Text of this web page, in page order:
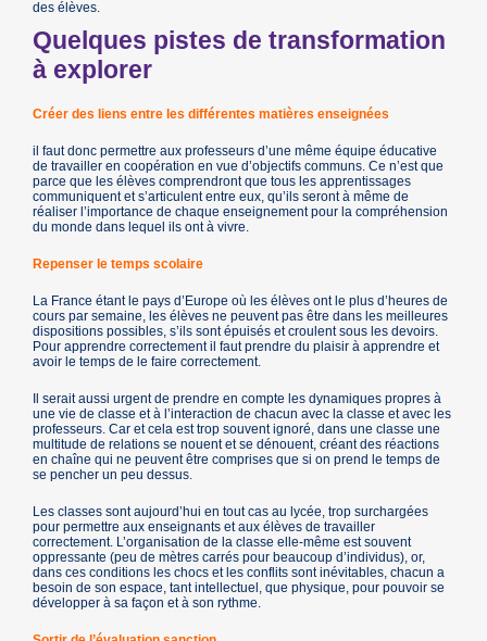
des élèves.
Quelques pistes de transformation
à explorer
Créer des liens entre les différentes matières enseignées
il faut donc permettre aux professeurs d’une même équipe éducative
de travailler en coopération en vue d’objectifs communs. Ce n’est que
parce que les élèves comprendront que tous les apprentissages
communiquent et s’articulent entre eux, qu’ils seront à même de
réaliser l’importance de chaque enseignement pour la compréhension
du monde dans lequel ils ont à vivre.
Repenser le temps scolaire
La France étant le pays d’Europe où les élèves ont le plus d’heures de
cours par semaine, les élèves ne peuvent pas être dans les meilleures
dispositions possibles, s’ils sont épuisés et croulent sous les devoirs.
Pour apprendre correctement il faut prendre du plaisir à apprendre et
avoir le temps de le faire correctement.
Il serait aussi urgent de prendre en compte les dynamiques propres à
une vie de classe et à l’interaction de chacun avec la classe et avec les
professeurs. Car et cela est trop souvent ignoré, dans une classe une
multitude de relations se nouent et se dénouent, créant des réactions
en chaîne qui ne peuvent être comprises que si on prend le temps de
se pencher un peu dessus.
Les classes sont aujourd’hui en tout cas au lycée, trop surchargées
pour permettre aux enseignants et aux élèves de travailler
correctement. L’organisation de la classe elle-même est souvent
oppressante (peu de mètres carrés pour beaucoup d’individus), or,
dans ces conditions les chocs et les conflits sont inévitables, chacun a
besoin de son espace, tant intellectuel, que physique, pour pouvoir se
développer à sa façon et à son rythme.